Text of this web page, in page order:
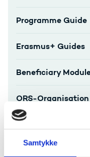
Samtykke
Programme Guide
Erasmus+ Guides
Beneficiary
ORS-
Formidling af dit
Periodic report